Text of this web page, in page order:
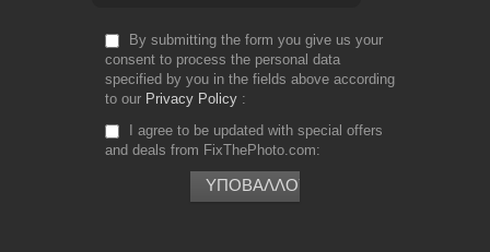
By submitting the form you give us your
consent to process the personal data
specified by you in the fields above according
to our Privacy Policy
I agree to be updated with special offers
and deals from FixThePhoto.com